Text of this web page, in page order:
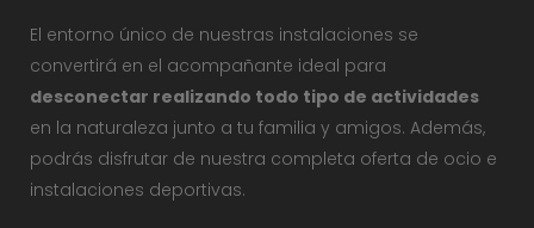
El entorno único de nuestras instalaciones se
convertirá en el acompañante ideal para
desconectar realizando todo tipo de actividades
en la naturaleza junto a tu familia y amigos. Además,
podrás disfrutar de nuestra completa oferta de ocio e
instalaciones deportivas.